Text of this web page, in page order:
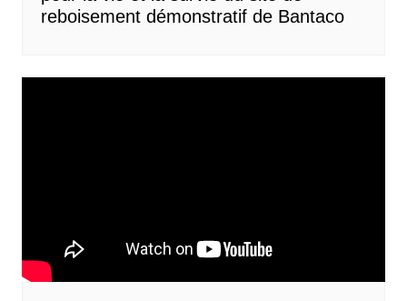
reboisement démonstratif de Bantaco